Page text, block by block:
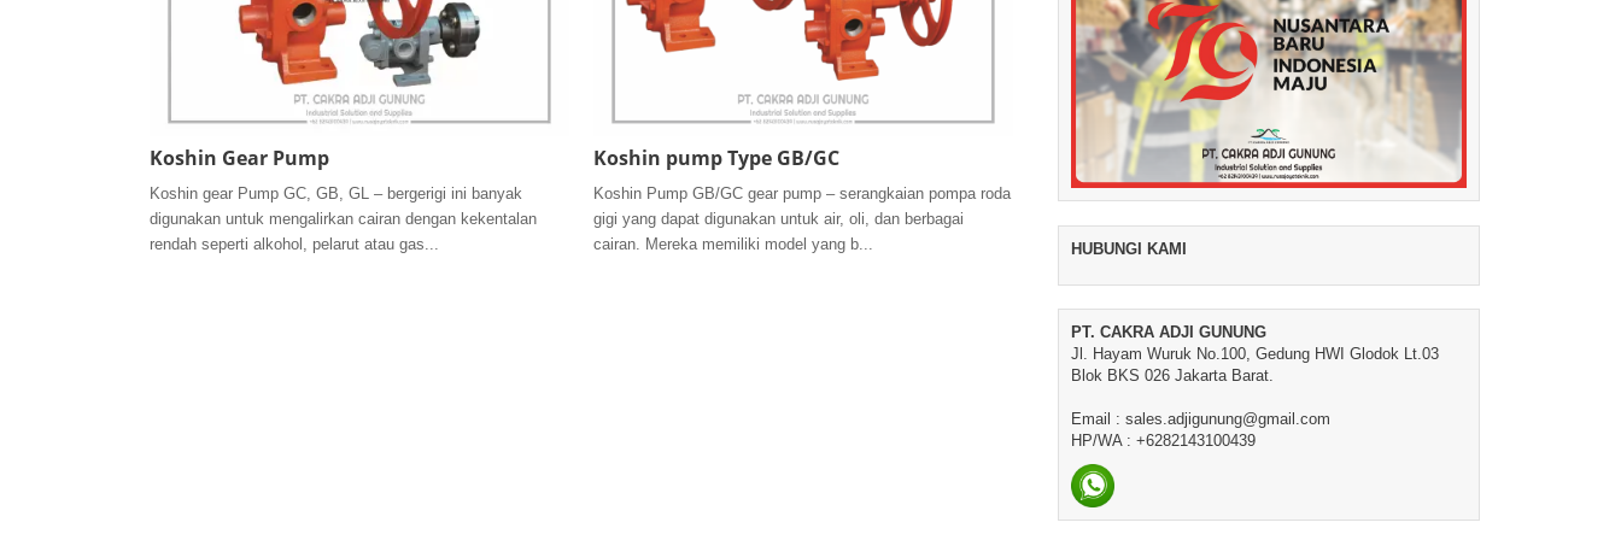
Koshin Gear Pump
Koshin gear Pump GC, GB, GL – bergerigi ini banyak
digunakan untuk mengalirkan cairan dengan kekentalan
rendah seperti alkohol, pelarut atau gas...
Koshin pump Type GB/GC
Koshin Pump GB/GC gear pump – serangkaian pompa roda
gigi yang dapat digunakan untuk air, oli, dan berbagai
cairan. Mereka memiliki model yang b...
HUBUNGI KAMI
PT. CAKRA ADJI GUNUNG
Jl. Hayam Wuruk No.100, Gedung HWI Glodok Lt.03
Blok BKS 026 Jakarta Barat.
Email : sales.adjigunung@gmail.com
HP/WA : +6282143100439